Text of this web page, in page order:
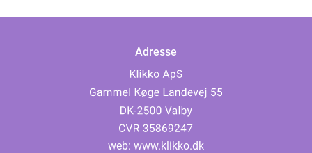
Adresse
web: www.klikko.dk